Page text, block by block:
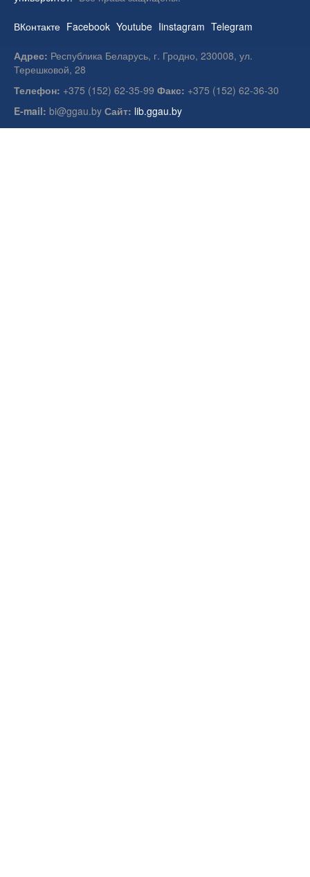
ВКонтакте Facebook Youtube Iinstagram Telegram
Адрес: Республика Беларусь, г. Гродно, 230008, ул.
Терешковой, 28
Телефон: +375 (152) 62-35-99 Факс: +375 (152) 62-36-30
E-mail: bi@ggau.by Сайт: lib.ggau.by